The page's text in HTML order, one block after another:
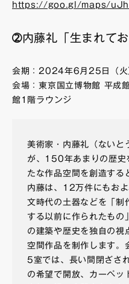
https://goo.gl/maps/
➁内藤礼「生まれて
会期：2024年6月25日（火
会場：東京国立博物館 平成
館1階ラウンジ
美術家・内藤礼（ない
が、150年あまりの歴史
たな作品空間を創造する
内藤は、12万件にもお
文時代の土器などを「制
する以前に作られたもの
の建築や歴史を独自の視
空間作品を制作します。
5室では、長い間閉ざさ
の希望で開放、カーペッ